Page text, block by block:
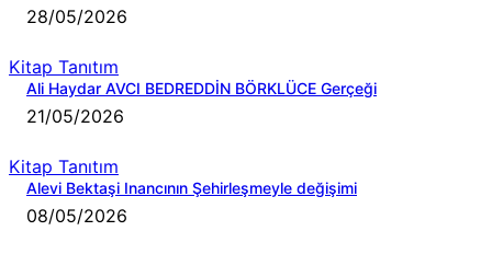
28/05/2026
Kitap Tanıtım
Ali Haydar AVCI BEDREDDİN BÖRKLÜCE Gerçeği
21/05/2026
Kitap Tanıtım
Alevi Bektaşi Inancının Şehirleşmeyle değişimi
08/05/2026